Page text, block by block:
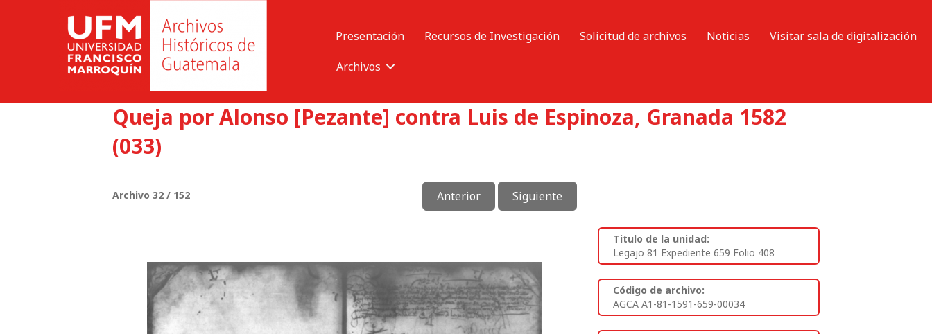
Presentación Recursos de Investigación Solicitud de archivos Noticias
Visitar sala de digitalización
Archivos
Queja por Alonso [Pezante] contra Luis de Espinoza, Granada 1582
(033)
Archivo 32 / 152 Anterior Siguiente
Titulo de la unidad:
Legajo 81 Expediente 659 Folio 408
Código de archivo:
AGCA A1-81-1591-659-00034